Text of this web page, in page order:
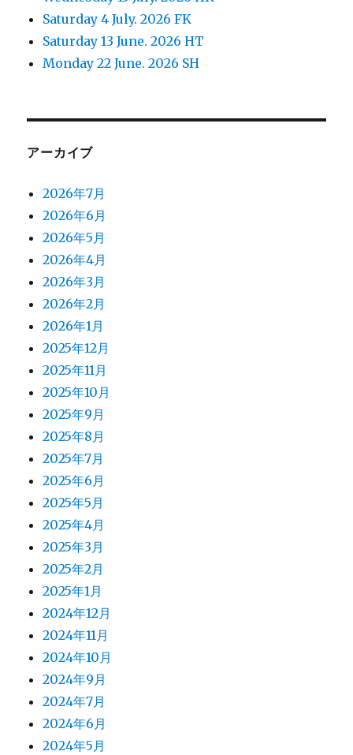
Saturday 4 July. 2026 FK
Saturday 13 June. 2026 HT
Monday 22 June. 2026 SH
アーカイブ
2026年7月
2026年6月
2026年5月
2026年4月
2026年3月
2026年2月
2026年1月
2025年12月
2025年11月
2025年10月
2025年9月
2025年8月
2025年7月
2025年6月
2025年5月
2025年4月
2025年3月
2025年2月
2025年1月
2024年12月
2024年11月
2024年10月
2024年9月
2024年7月
2024年6月
2024年5月